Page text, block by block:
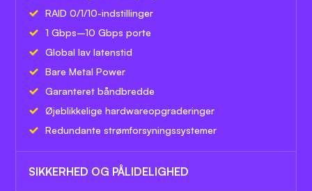
RAID 0/1/10-indstillinger
1 Gbps–10 Gbps porte
Global lav latenstid
Bare Metal Power
Garanteret båndbredde
Øjeblikkelige hardwareopgraderinger
Redundante strømforsyningssystemer
SIKKERHED OG PÅLIDELIGHED